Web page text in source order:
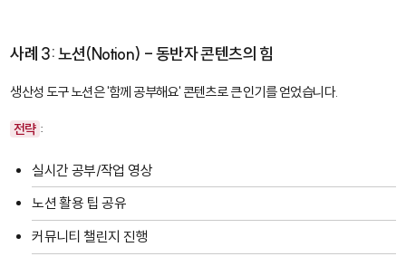
사례 3: 노션(Notion) - 동반자 콘텐츠의 힘
생산성 도구 노션은 '함께 공부해요' 콘텐츠로 큰 인기를 얻었습니다.
전략 :
실시간 공부/작업 영상
노션 활용 팁 공유
커뮤니티 챌린지 진행